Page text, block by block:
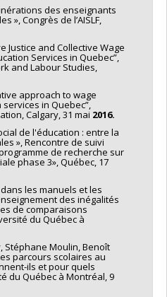
des enseignants
», Congrès de l’AISLF,
Justice and Collective Wage
Services in Quebec”,
and Labour Studies,
approach to wage
in Quebec”,
Calgary, 31 mai 2016.
de l'éducation : entre la
», Rencontre de suivi
de recherche sur
phase 3», Québec, 17
les manuels et les
des inégalités
de comparaisons
du Québec à
Stéphane Moulin, Benoît
parcours scolaires au
ils et pour quels
du Québec à Montréal, 9